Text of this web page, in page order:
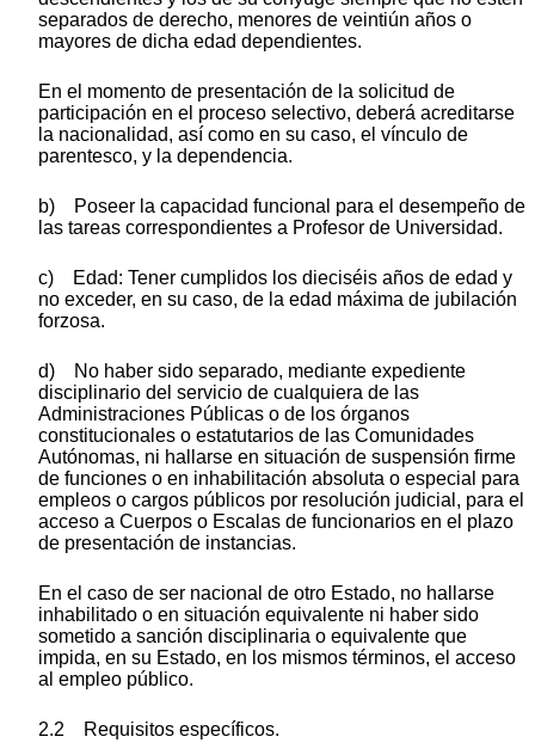
separados de derecho, menores de veintiún años o
mayores de dicha edad dependientes.
En el momento de presentación de la solicitud de
participación en el proceso selectivo, deberá acreditarse
la nacionalidad, así como en su caso, el vínculo de
parentesco, y la dependencia.
b) Poseer la capacidad funcional para el desempeño de
las tareas correspondientes a Profesor de Universidad.
c) Edad: Tener cumplidos los dieciséis años de edad y
no exceder, en su caso, de la edad máxima de jubilación
forzosa.
d) No haber sido separado, mediante expediente
disciplinario del servicio de cualquiera de las
Administraciones Públicas o de los órganos
constitucionales o estatutarios de las Comunidades
Autónomas, ni hallarse en situación de suspensión firme
de funciones o en inhabilitación absoluta o especial para
empleos o cargos públicos por resolución judicial, para el
acceso a Cuerpos o Escalas de funcionarios en el plazo
de presentación de instancias.
En el caso de ser nacional de otro Estado, no hallarse
inhabilitado o en situación equivalente ni haber sido
sometido a sanción disciplinaria o equivalente que
impida, en su Estado, en los mismos términos, el acceso
al empleo público.
2.2 Requisitos específicos.